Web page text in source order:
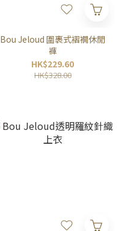
Bou Jeloud 圍裹式褶襉休閒
褲
HK$229.60
HK$328.00